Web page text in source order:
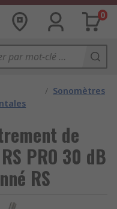
0
/ Sonomètres
de
PRO 30 dB
RS